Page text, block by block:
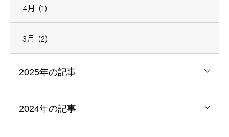
4月 (1)
3月 (2)
2025年の記事
2024年の記事